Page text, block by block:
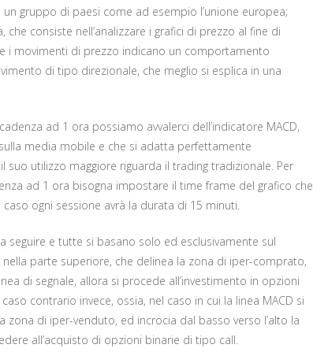
gruppo di paesi come ad esempio l’unione europea;
che consiste nell’analizzare i grafici di prezzo al fine di
i movimenti di prezzo indicano un comportamento
di tipo direzionale, che meglio si esplica in una
ad 1 ora possiamo avvalerci dell’indicatore MACD,
media mobile e che si adatta perfettamente
suo utilizzo maggiore riguarda il trading tradizionale. Per
ad 1 ora bisogna impostare il time frame del grafico che
ogni sessione avrà la durata di 15 minuti.
seguire e tutte si basano solo ed esclusivamente sul
nella parte superiore, che delinea la zona di iper-comprato,
di segnale, allora si procede all’investimento in opzioni
contrario invece, ossia, nel caso in cui la linea MACD si
zona di iper-venduto, ed incrocia dal basso verso l’alto la
all’acquisto di opzioni binarie di tipo call.